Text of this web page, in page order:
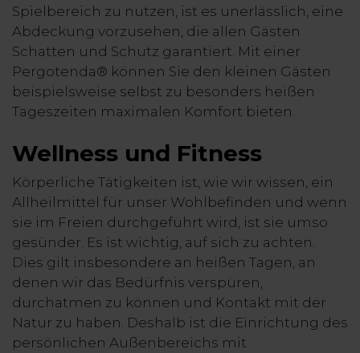
Spielbereich zu nutzen, ist es unerlässlich, eine
Abdeckung vorzusehen, die allen Gästen
Schatten und Schutz garantiert. Mit einer
Pergotenda® können Sie den kleinen Gästen
beispielsweise selbst zu besonders heißen
Tageszeiten maximalen Komfort bieten.
Wellness und Fitness
Körperliche Tätigkeiten ist, wie wir wissen, ein
Allheilmittel für unser Wohlbefinden und wenn
sie im Freien durchgeführt wird, ist sie umso
gesünder. Es ist wichtig, auf sich zu achten.
Dies gilt insbesondere an heißen Tagen, an
denen wir das Bedürfnis verspüren,
durchatmen zu können und Kontakt mit der
Natur zu haben. Deshalb ist die Einrichtung des
persönlichen Außenbereichs mit